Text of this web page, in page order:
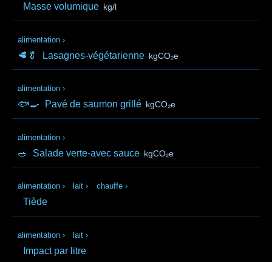
Masse volumique kg/l
alimentation ›
🥩🥬 Lasagnes-végétarienne kgCO₂e
alimentation ›
🐟🍳 Pavé de saumon grillé kgCO₂e
alimentation ›
🥗 Salade verte-avec sauce kgCO₂e
alimentation › lait › chauffe ›
Tiède
alimentation › lait ›
Impact par litre